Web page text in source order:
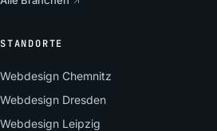
STANDORTE
Webdesign Chemnitz
Webdesign Dresden
Webdesign Leipzig